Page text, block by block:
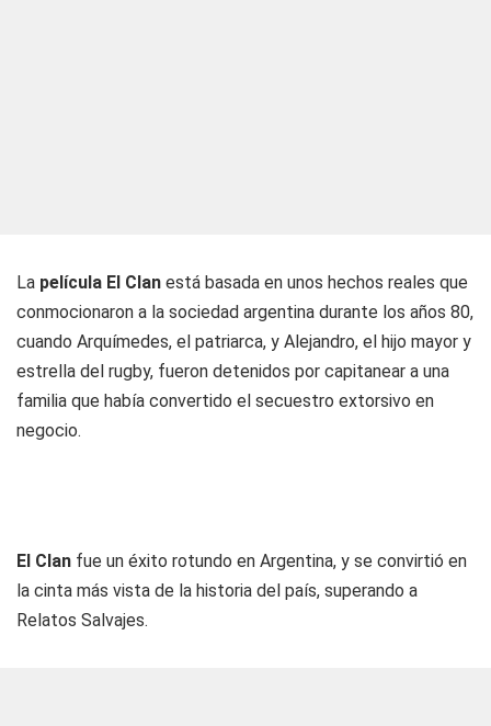
La película El Clan está basada en unos hechos reales que
conmocionaron a la sociedad argentina durante los años 80,
cuando Arquímedes, el patriarca, y Alejandro, el hijo mayor y
estrella del rugby, fueron detenidos por capitanear a una
familia que había convertido el secuestro extorsivo en
negocio.
El Clan fue un éxito rotundo en Argentina, y se convirtió en
la cinta más vista de la historia del país, superando a
Relatos Salvajes.